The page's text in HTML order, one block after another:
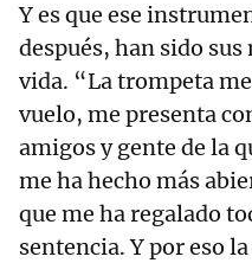
Y es que ese
después, han sido
vida. “La trompeta
vuelo, me presenta
amigos y gente de la
me ha hecho más
que me ha regalado
sentencia. Y por eso